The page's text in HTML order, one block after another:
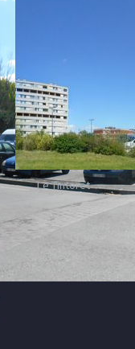
Le Tintoret